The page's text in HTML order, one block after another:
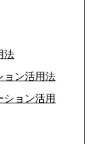
法
ョン活用法
ション活用